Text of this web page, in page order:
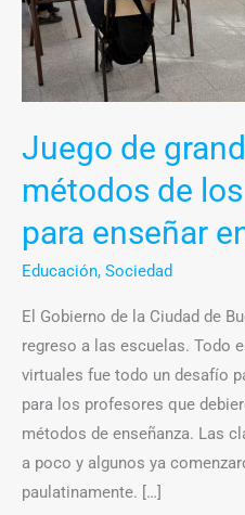
Juego de
métodos de
para enseñar
Educación, Sociedad
El Gobierno de la Ciudad de
regreso a las escuelas. Todo
virtuales fue todo un desafío
para los profesores que
métodos de enseñanza. Las
a poco y algunos ya
paulatinamente. […]
de
los
profesores
para
en
cuarentena